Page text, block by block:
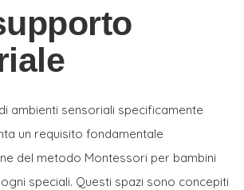
ambienti sensoriali specificamente
un requisito fondamentale
del metodo Montessori per bambini
speciali. Questi spazi sono concepiti